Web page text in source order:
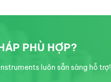
PHÙ HỢP?
luôn sẵn sàng hỗ trợ!